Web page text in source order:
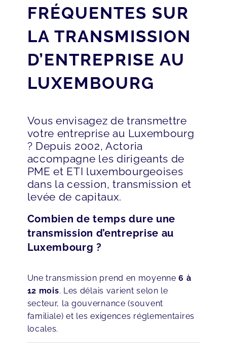
FRÉQUENTES SUR
LA TRANSMISSION
D’ENTREPRISE AU
LUXEMBOURG
Vous envisagez de transmettre
votre entreprise au Luxembourg
? Depuis 2002, Actoria
accompagne les dirigeants de
PME et ETI luxembourgeoises
dans la cession, transmission et
levée de capitaux.
Combien de temps dure une
transmission d’entreprise au
Luxembourg ?
Une transmission prend en moyenne6 à
12 mois. Les délais varient selon le
secteur, la gouvernance (souvent
familiale) et les exigences réglementaires
locales.